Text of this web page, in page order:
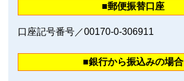
■郵便振替口座
口座記号番号／00170‐0‐306911
■銀行から振込みの場合